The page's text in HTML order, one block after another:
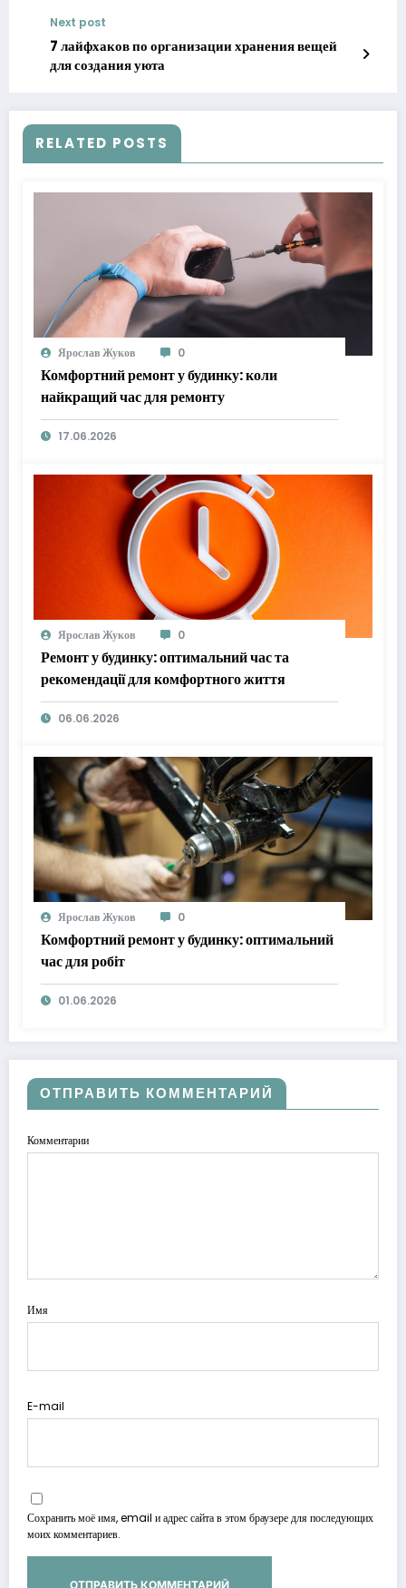
Next post
7 лайфхаков по организации хранения вещей
для создания уюта
RELATED POSTS
Ярослав Жуков 0
Комфортний ремонт у будинку: коли
найкращий час для ремонту
17.06.2026
Ярослав Жуков 0
Ремонт у будинку: оптимальний час та
рекомендації для комфортного життя
06.06.2026
Ярослав Жуков 0
Комфортний ремонт у будинку: оптимальний
час для робіт
01.06.2026
ОТПРАВИТЬ КОММЕНТАРИЙ
Комментарии
Имя
E-mail
Сохранить моё имя, email и адрес сайта в этом браузере для последующих
моих комментариев.